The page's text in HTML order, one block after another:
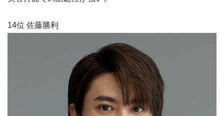
14位 佐藤勝利